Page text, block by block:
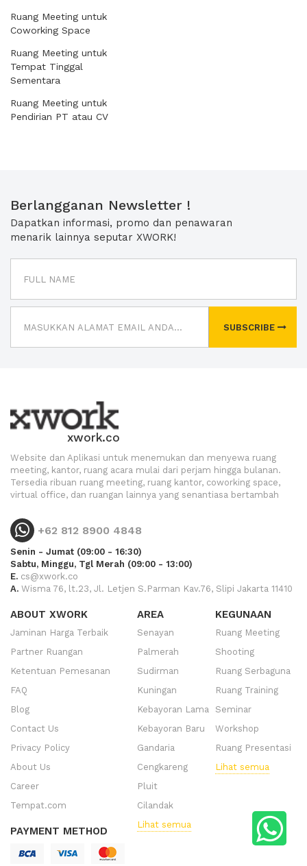
Ruang Meeting untuk
Coworking Space
Ruang Meeting untuk
Tempat Tinggal
Sementara
Ruang Meeting untuk
Pendirian PT atau CV
Berlangganan Newsletter !
Dapatkan informasi, promo dan penawaran
menarik lainnya seputar XWORK!
SUBSCRIBE
xwork.co
Website dan Aplikasi untuk menemukan dan menyewa ruang
meeting, kantor, ruang acara mulai dari perjam hingga bulanan.
Tersedia ribuan ruang meeting, ruang kantor, coworking space,
virtual office, dan ruangan lainnya yang senantiasa bertambah
+62 812 8900 4848
Senin - Jumat (09:00 - 16:30)
Sabtu, Minggu, Tgl Merah (09:00 - 13:00)
E. cs@xwork.co
A. Wisma 76, lt.23, Jl. Letjen S.Parman Kav.76, Slipi Jakarta 11410
ABOUT XWORK
Jaminan Harga Terbaik
Partner Ruangan
Ketentuan Pemesanan
FAQ
Blog
Contact Us
Privacy Policy
About Us
Career
Tempat.com
PAYMENT METHOD
AREA
Senayan
Palmerah
Sudirman
Kuningan
Kebayoran Lama
Kebayoran Baru
Gandaria
Cengkareng
Pluit
Cilandak
Lihat semua
KEGUNAAN
Ruang Meeting
Shooting
Ruang Serbaguna
Ruang Training
Seminar
Workshop
Ruang Presentasi
Lihat semua